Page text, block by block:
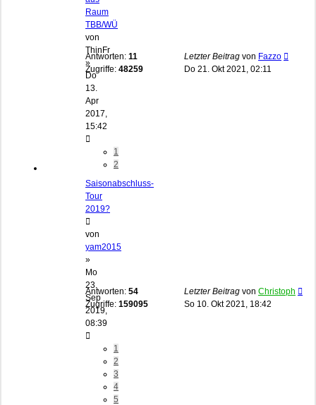
Raum
TBB/WÜ
von
ThinFr
»
Do
13.
Apr
2017,
15:42
1
2
Antworten: 11
Zugriffe: 48259
Letzter Beitrag von Fazzo
Do 21. Okt 2021, 02:11
Saisonabschluss-
Tour
2019?
von
yam2015
»
Mo
23.
Sep
2019,
08:39
1
2
3
4
5
Antworten: 54
Zugriffe: 159095
Letzter Beitrag von Christoph
So 10. Okt 2021, 18:42